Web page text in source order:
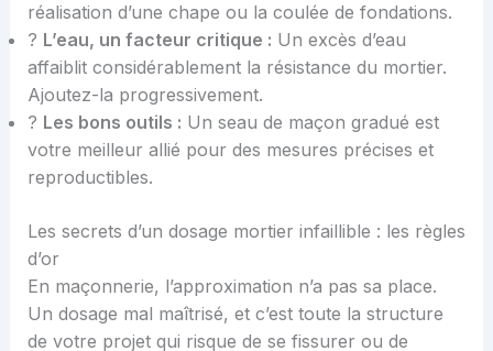
réalisation d’une chape ou la coulée de fondations.
? L’eau, un facteur critique : Un excès d’eau
affaiblit considérablement la résistance du mortier.
Ajoutez-la progressivement.
?️ Les bons outils : Un seau de maçon gradué est
votre meilleur allié pour des mesures précises et
reproductibles.
Les secrets d’un dosage mortier infaillible : les règles
d’or
En maçonnerie, l’approximation n’a pas sa place.
Un dosage mal maîtrisé, et c’est toute la structure
de votre projet qui risque de se fissurer ou de